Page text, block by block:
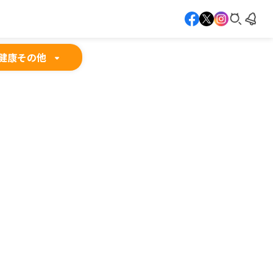
康その他